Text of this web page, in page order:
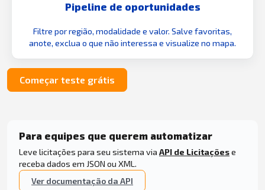
Pipeline de oportunidades
Filtre por região, modalidade e valor. Salve favoritas,
anote, exclua o que não interessa e visualize no mapa.
Começar teste grátis
Para equipes que querem automatizar
Leve licitações para seu sistema via API de Licitaçõese
receba dados em JSON ou XML.
Ver documentação da API